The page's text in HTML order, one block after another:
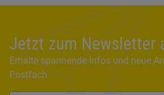
Jetzt zum Newsletter
Erhalte spannende Infos und neue
Postfach